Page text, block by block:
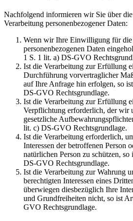
Nachfolgend informieren wir Sie über
Verarbeitung personenbezogener Daten:
Wenn wir Ihre Einwilligung für die
personenbezogenen Daten
1 S. 1 lit. a) DS-GVO
Ist die Verarbeitung zur Erfüllung
Durchführung vorvertraglicher
auf Ihre Anfrage hin erfolgen, so
DS-GVO Rechtsgrundlage.
Ist die Verarbeitung zur Erfüllung
Verpflichtung erforderlich, der wir
gesetzliche
lit. c) DS-GVO Rechtsgrundlage.
Ist die Verarbeitung erforderlich,
Interessen der betroffenen Person
natürlichen Person zu schützen,
DS-GVO Rechtsgrundlage.
Ist die Verarbeitung zur Wahrung
berechtigten Interessen eines
überwiegen diesbezüglich Ihre
und Grundfreiheiten nicht, so ist
GVO Rechtsgrundlage.